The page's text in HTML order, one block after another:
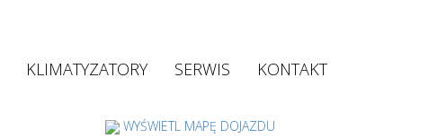
KLIMATYZATORY SERWIS KONTAKT
WYŚWIETL MAPĘ DOJAZDU